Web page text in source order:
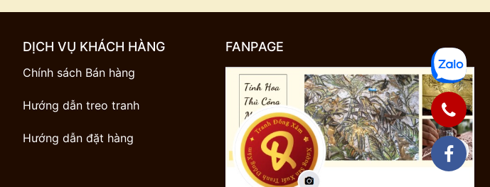
DỊCH VỤ KHÁCH HÀNG
Chính sách Bán hàng
Hướng dẫn treo tranh
Hướng dẫn đặt hàng
FANPAGE